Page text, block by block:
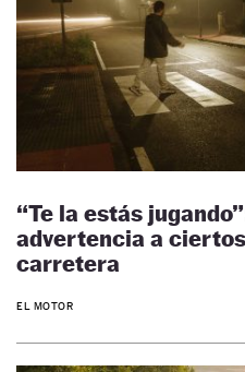
“Te la estás
advertencia a
carretera
EL MOTOR